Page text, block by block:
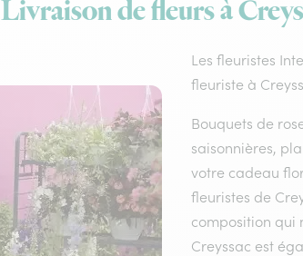
Livraison de fleurs à
Les fleuristes
fleuriste à
Bouquets de
saisonnières,
votre cadeau
fleuristes de
composition qui
Creyssac est